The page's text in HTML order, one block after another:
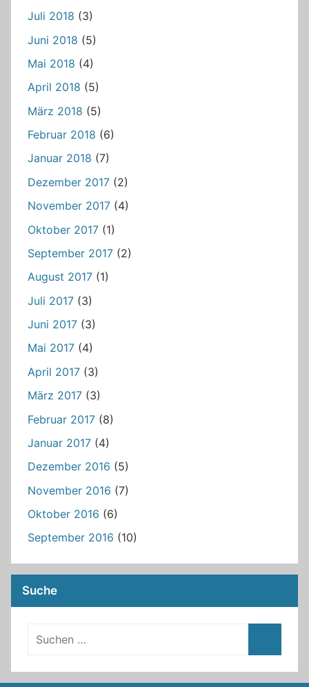
Juli 2018 (3)
Juni 2018 (5)
Mai 2018 (4)
April 2018 (5)
März 2018 (5)
Februar 2018 (6)
Januar 2018 (7)
Dezember 2017 (2)
November 2017 (4)
Oktober 2017 (1)
September 2017 (2)
August 2017 (1)
Juli 2017 (3)
Juni 2017 (3)
Mai 2017 (4)
April 2017 (3)
März 2017 (3)
Februar 2017 (8)
Januar 2017 (4)
Dezember 2016 (5)
November 2016 (7)
Oktober 2016 (6)
September 2016 (10)
Suche